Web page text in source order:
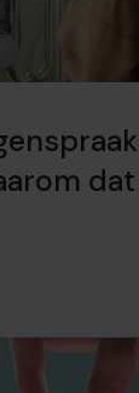
dat